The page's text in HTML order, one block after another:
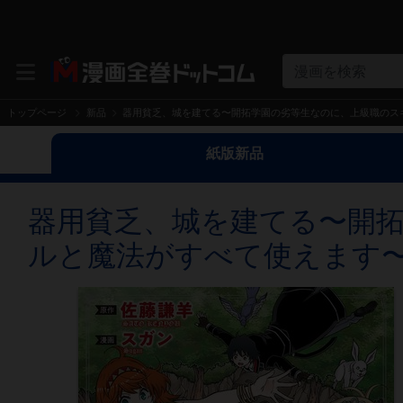
トップページ 器用貧乏、城を建てる〜開拓学園の劣等生なのに、上級職の
紙版新品
器用貧乏、城を建てる〜開
ルと魔法がすべて使えます